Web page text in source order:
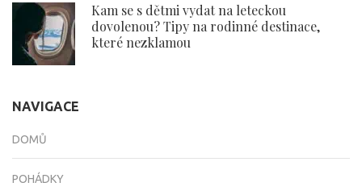
Kam se s dětmi vydat na leteckou
dovolenou? Tipy na rodinné destinace,
které nezklamou
NAVIGACE
DOMŮ
POHÁDKY